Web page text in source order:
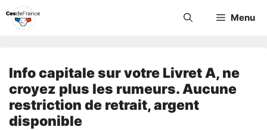
Aller
Menu
Info capitale sur votre Livret A, ne
croyez plus les rumeurs. Aucune
restriction de retrait, argent
disponible